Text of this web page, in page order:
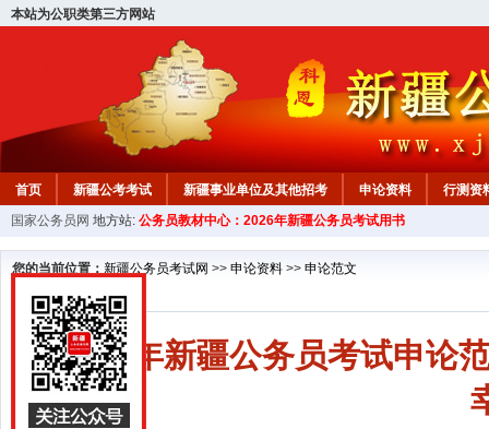
本站为公职类第三方网站
首页 新疆公考考试 新疆事业单位及其他招考 申论资料 行测资
新疆公务员行测试题 在线咨询 教材中心
国家公务员网 地方站: 公务员教材中心：2026年新疆公务员考试用书
您的当前位置： 新疆公务员考试网 >> 申论资料 >> 申论范文
2027年新疆公务员考试申论